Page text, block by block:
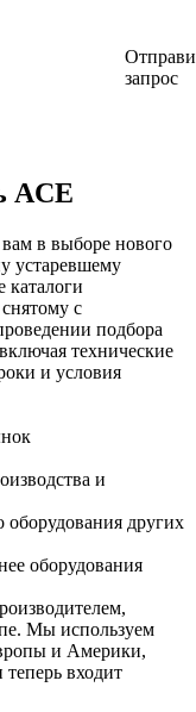
запрос
ACE
в выборе нового
устаревшему
каталоги
с
подбора
технические
и условия
и
других
оборудования
Мы используем
и Америки,
входит